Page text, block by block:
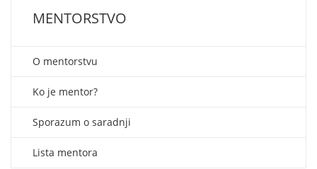
MENTORSTVO
O mentorstvu
Ko je mentor?
Sporazum o saradnji
Lista mentora